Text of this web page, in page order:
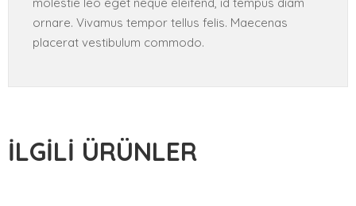
ornare. Vivamus tempor tellus felis. Maecenas
placerat vestibulum commodo.
İLGILI ÜRÜNLER